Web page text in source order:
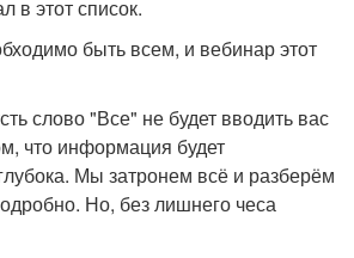
в этот список.
быть всем, и вебинар этот
слово "Все" не будет вводить вас
что информация будет
Мы затронем всё и разберём
Но, без лишнего чеса